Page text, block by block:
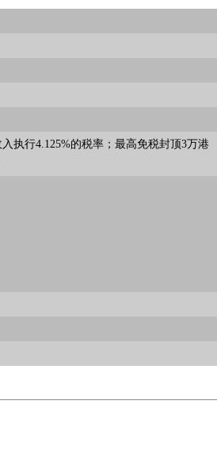
执行4.125%的税率；最高免税封顶3万港